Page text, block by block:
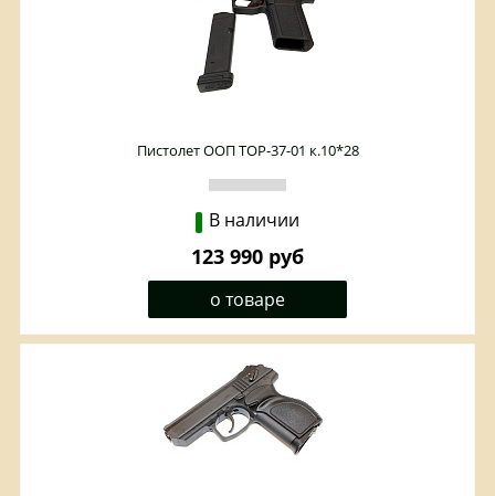
Пистолет ООП ТОР-37-01 к.10*28
В наличии
123 990 руб
о товаре